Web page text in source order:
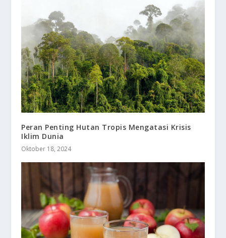
Peran Penting Hutan Tropis Mengatasi Krisis
Iklim Dunia
Oktober 18, 2024